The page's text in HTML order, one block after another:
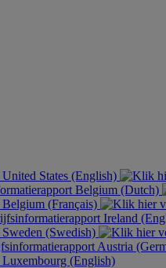
United States (English)
Belgium (Dutch)
Belgium (Français)
Ireland
Sweden (Swedish)
Austria
Luxembourg (English)